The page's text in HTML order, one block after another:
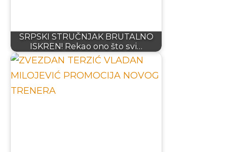
SRPSKI STRUČNJAK BRUTALNO
ISKREN! Rekao ono što svi…